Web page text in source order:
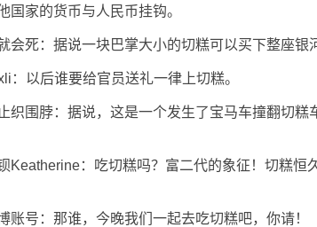
国家的货币与人民币挂钩。
死：据说一块巴掌大小的切糕可以买下整座银
以后谁要给官员送礼一律上切糕。
围脖：据说，这是一个发生了宝马车撞翻切糕
：吃切糕吗？富二代的象征！切糕恒
号：那谁，今晚我们一起去吃切糕吧，你请！